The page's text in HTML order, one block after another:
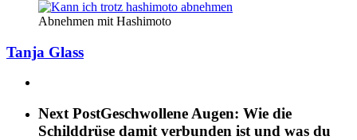
Abnehmen mit Hashimoto
Tanja Glass
Next PostGeschwollene Augen: Wie die
Schilddrüse damit verbunden ist und was du